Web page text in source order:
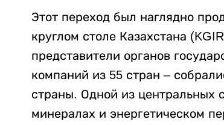
Этот переход был наглядно
круглом столе Казахстана
представители органов
компаний из 55 стран –
страны. Одной из центральных
минералах и энергетическом